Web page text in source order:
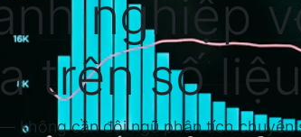
nghiệp
trên số
không cần đội ngũ phân tích chuyên